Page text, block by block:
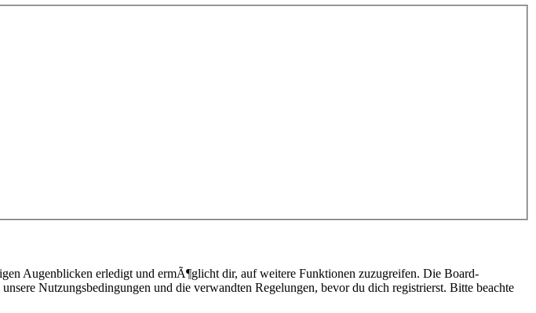
Augenblicken erledigt und ermÃ¶glicht dir, auf weitere Funktionen zuzugreifen. Die Board-
Nutzungsbedingungen und die verwandten Regelungen, bevor du dich registrierst. Bitte beachte